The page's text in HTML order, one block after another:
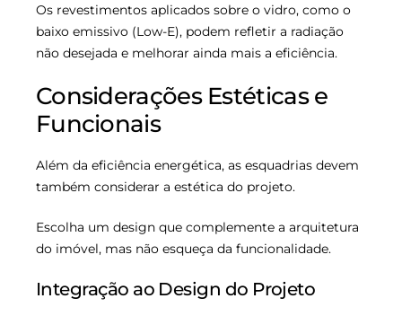
Os revestimentos aplicados sobre o vidro, como o
baixo emissivo (Low-E), podem refletir a radiação
não desejada e melhorar ainda mais a eficiência.
Considerações Estéticas e
Funcionais
Além da eficiência energética, as esquadrias devem
também considerar a estética do projeto.
Escolha um design que complemente a arquitetura
do imóvel, mas não esqueça da funcionalidade.
Integração ao Design do Projeto